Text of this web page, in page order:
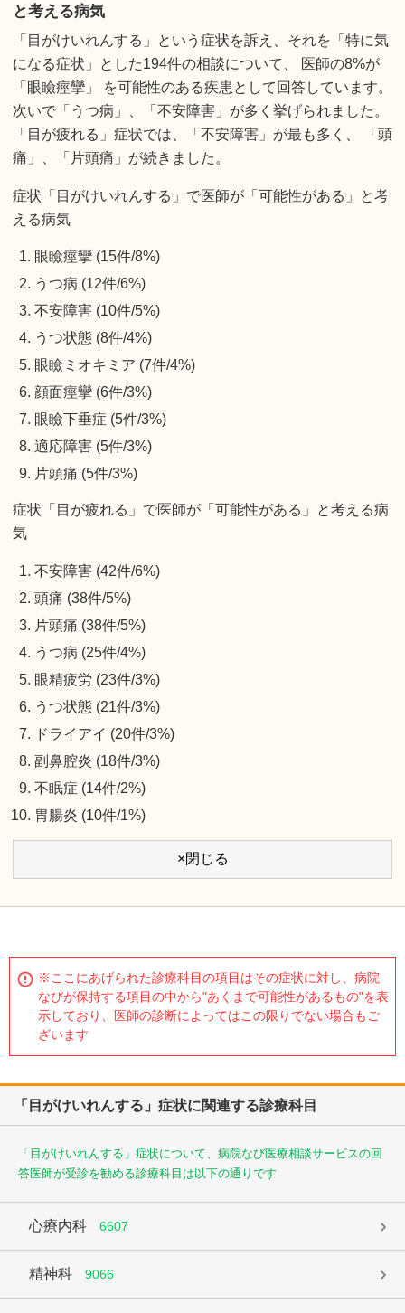
と考える病気
「目がけいれんする」という症状を訴え、それを「特に気
になる症状」とした194件の相談について、 医師の8%が
「眼瞼痙攣」 を可能性のある疾患として回答しています。
次いで「うつ病」、「不安障害」が多く挙げられました。
「目が疲れる」症状では、「不安障害」が最も多く、 「頭
痛」、「片頭痛」が続きました。
症状「目がけいれんする」で医師が「可能性がある」と考
える病気
眼瞼痙攣 (15件/8%)
うつ病 (12件/6%)
不安障害 (10件/5%)
うつ状態 (8件/4%)
眼瞼ミオキミア (7件/4%)
顔面痙攣 (6件/3%)
眼瞼下垂症 (5件/3%)
適応障害 (5件/3%)
片頭痛 (5件/3%)
症状「目が疲れる」で医師が「可能性がある」と考える病
気
不安障害 (42件/6%)
頭痛 (38件/5%)
片頭痛 (38件/5%)
うつ病 (25件/4%)
眼精疲労 (23件/3%)
うつ状態 (21件/3%)
ドライアイ (20件/3%)
副鼻腔炎 (18件/3%)
不眠症 (14件/2%)
胃腸炎 (10件/1%)
×閉じる
※ここにあげられた診療科目の項目はその症状に対し、病院
なびが保持する項目の中から"あくまで可能性があるもの"を表
示しており、医師の診断によってはこの限りでない場合もご
ざいます
「目がけいれんする」症状に関連する診療科目
「目がけいれんする」症状について、病院なび医療相談サービスの回
答医師が受診を勧める診療科目は以下の通りです
心療内科 6607
精神科 9066